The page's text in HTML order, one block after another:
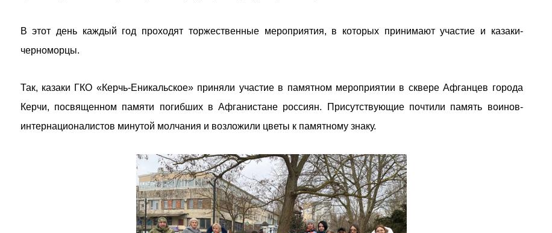
В этот день каждый год проходят торжественные мероприятия, в которых принимают участие и казаки-
черноморцы.
Так, казаки ГКО «Керчь-Еникальское» приняли участие в памятном мероприятии в сквере Афганцев города
Керчи, посвященном памяти погибших в Афганистане россиян. Присутствующие почтили память воинов-
интернационалистов минутой молчания и возложили цветы к памятному знаку.